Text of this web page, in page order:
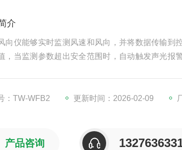
介
向仪能够实时监测风速和风向，并将数据传输到
，当监测参数超出安全范围时，自动触发声光报
录功能，可长期记录气象数据，并提供数据分
：TW-WFB2
更新时间：2026-02-09
产品咨询